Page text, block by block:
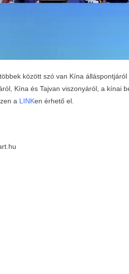
között szó van Kína
Kína és Tajvan viszonyáról, a kínai
a LINKen érhető el.